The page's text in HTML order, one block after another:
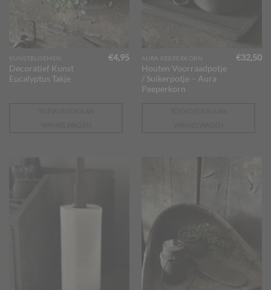
KUNSTBLOEMEN
Decoratief Kunst
Eucalyptus Takje
€4,95 AURA PEEPERKORN
Houten Voorraadpotje
/ Suikerpotje – Aura
Peeperkorn
€32,50